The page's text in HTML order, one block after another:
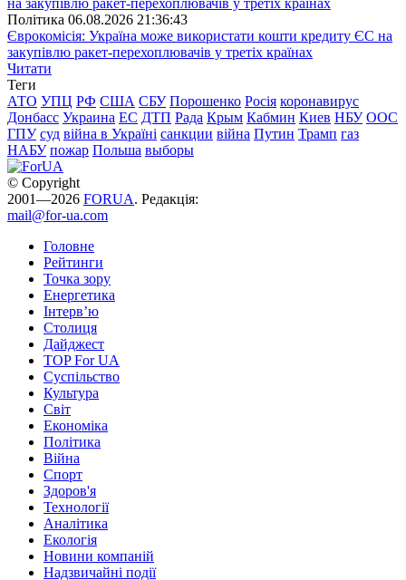
Полiтика 06.08.2026 21:36:43
Єврокомісія: Україна може використати кошти кредиту ЄС на
закупівлю ракет-перехоплювачів у третіх країнах
Читати
Теги
АТО УПЦ РФ США СБУ Порошенко Росія коронавирус
Донбасс Украина ЕС ДТП Рада Крым Кабмин Киев НБУ ООС
ГПУ суд війна в Україні санкции війна Путин Трамп газ
НАБУ пожар Польша выборы
© Copyright
2001—2026 FORUA. Редакція:
mail@for-ua.com
Головне
Рейтинги
Точка зору
Енергетика
Інтерв’ю
Столиця
Дайджест
TOP For UA
Суспiльство
Культура
Світ
Економіка
Політика
Війна
Спорт
Здоров'я
Технології
Аналітика
Екологія
Новини компаній
Надзвичайні події